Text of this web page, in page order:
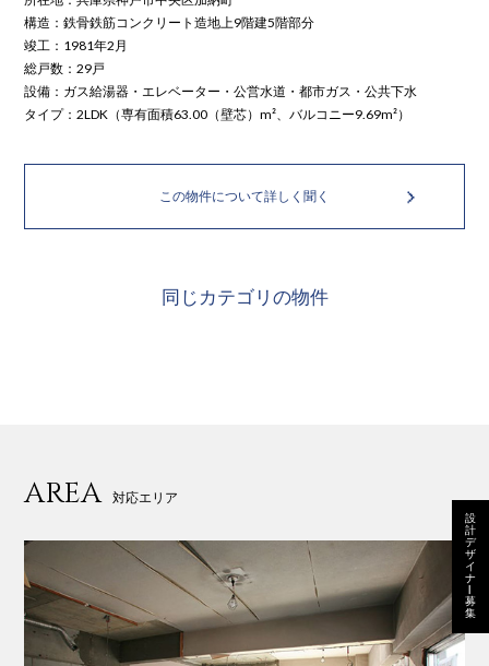
構造：鉄骨鉄筋コンクリート造地上9階建5階部分
竣工：1981年2月
総戸数：29戸
設備：ガス給湯器・エレベーター・公営水道・都市ガス・公共下水
タイプ：2LDK（専有面積63.00（壁芯）m²、バルコニー9.69m²）
この物件について詳しく聞く
同じカテゴリの物件
AREA 対応エリア
設
計
デ
ザ
イ
ナ
募
集